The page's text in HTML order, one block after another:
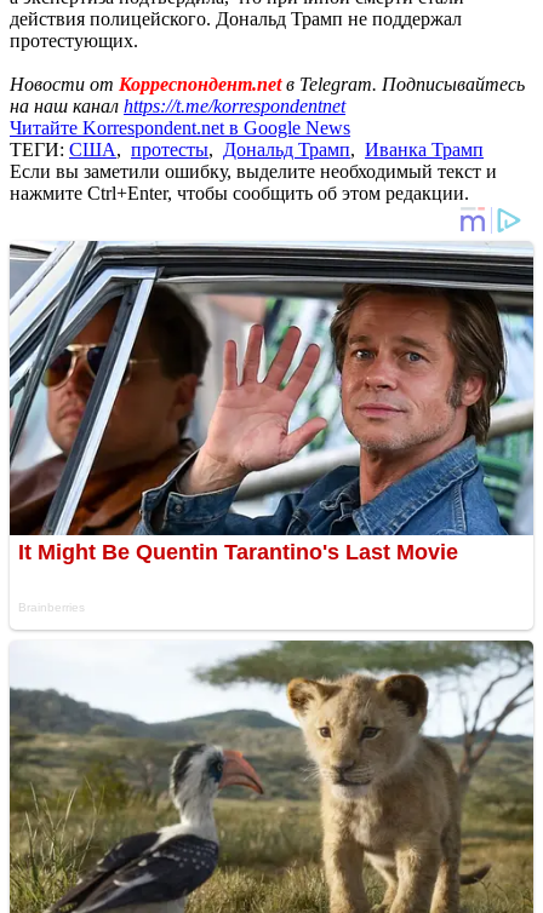
действия полицейского. Дональд Трамп не поддержал
протестующих.
Новости от Корреспондент.netв Telegram. Подписывайтесь
на наш канал https://t.me/korrespondentnet
Читайте Korrespondent.net в Google News
ТЕГИ: США, протесты, Дональд Трамп, Иванка Трамп
Если вы заметили ошибку, выделите необходимый текст и
нажмите Ctrl+Enter, чтобы сообщить об этом редакции.